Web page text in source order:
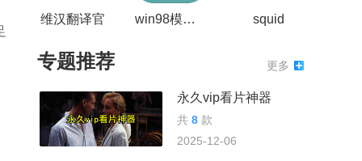
维汉翻译官 win98模拟器 squid
专题推荐 更多
永久vip看片神器
共 8 款
2025-12-06